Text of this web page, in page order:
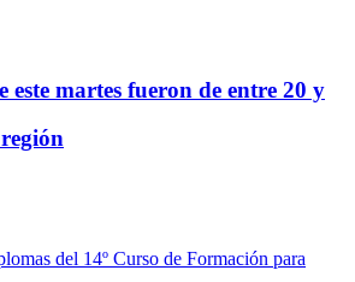
este martes fueron de entre 20 y